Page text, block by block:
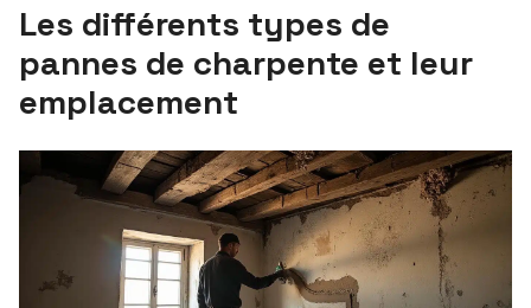
Les différents types de
pannes de charpente et leur
emplacement